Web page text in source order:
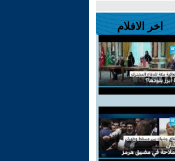
اخر الافلام